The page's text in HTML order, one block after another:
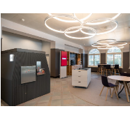
Nachfolgend
kann
die
obige
Bilddetailansicht
verändert
werden.